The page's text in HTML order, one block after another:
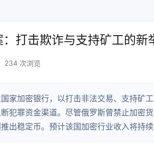
打击欺诈与支持矿工的新
234 次浏览
家加密银行，以打击非法交易、支持矿
犯罪资金渠道。尽管俄罗斯曾禁止加密
出稳定币。预计该国加密行业收入将持续